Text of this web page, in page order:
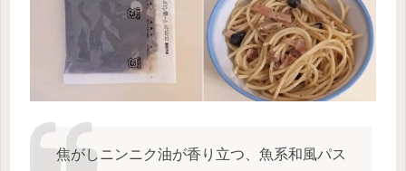
焦がしニンニク油が香り立つ、魚系和風パス